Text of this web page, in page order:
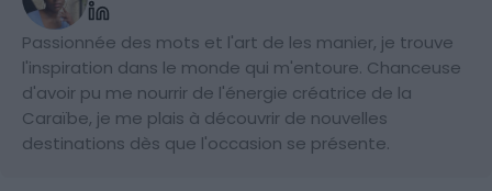
Passionnée des mots et l'art de les manier, je trouve
l'inspiration dans le monde qui m'entoure. Chanceuse
d'avoir pu me nourrir de l'énergie créatrice de la
Caraïbe, je me plais à découvrir de nouvelles
destinations dès que l'occasion se présente.